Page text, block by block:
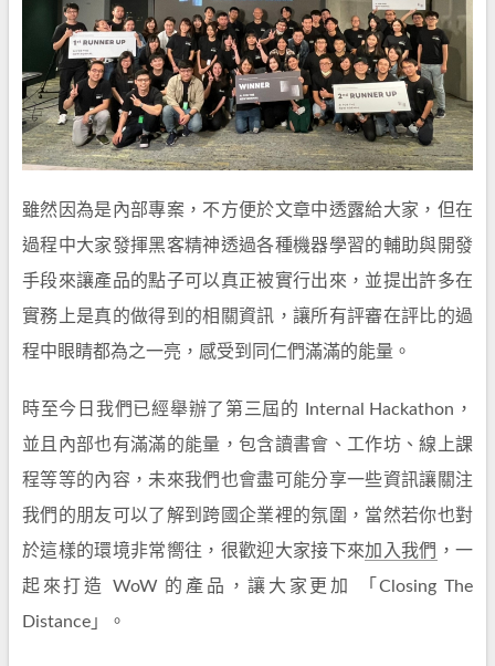
雖然因為是內部專案，不方便於文章中透露給大家，但在
過程中大家發揮黑客精神透過各種機器學習的輔助與開發
手段來讓產品的點子可以真正被實行出來，並提出許多在
實務上是真的做得到的相關資訊，讓所有評審在評比的過
程中眼睛都為之一亮，感受到同仁們滿滿的能量。
時至今日我們已經舉辦了第三屆的 Internal Hackathon，
並且內部也有滿滿的能量，包含讀書會、工作坊、線上課
程等等的內容，未來我們也會盡可能分享一些資訊讓關注
我們的朋友可以了解到跨國企業裡的氛圍，當然若你也對
於這樣的環境非常嚮往，很歡迎大家接下來加入我們 ，一
起來打造 WoW 的產品，讓大家更加 「Closing The
Distance」。